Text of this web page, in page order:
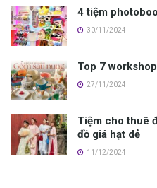
4 tiệm
30/11/2024
Top 7
27/11/2024
Tiệm cho thuê
đồ giá hạt dẻ
11/12/2024